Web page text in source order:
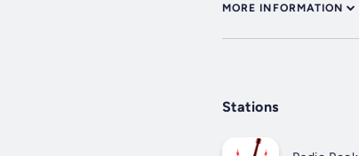
MORE INFORMATION
Stations